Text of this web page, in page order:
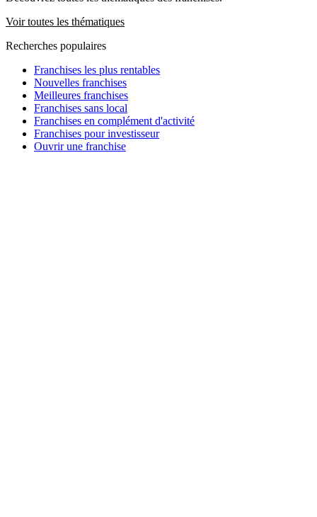
Voir toutes les thématiques
Recherches populaires
Franchises les plus rentables
Nouvelles franchises
Meilleures franchises
Franchises sans local
Franchises en complément d'activité
Franchises pour investisseur
Ouvrir une franchise